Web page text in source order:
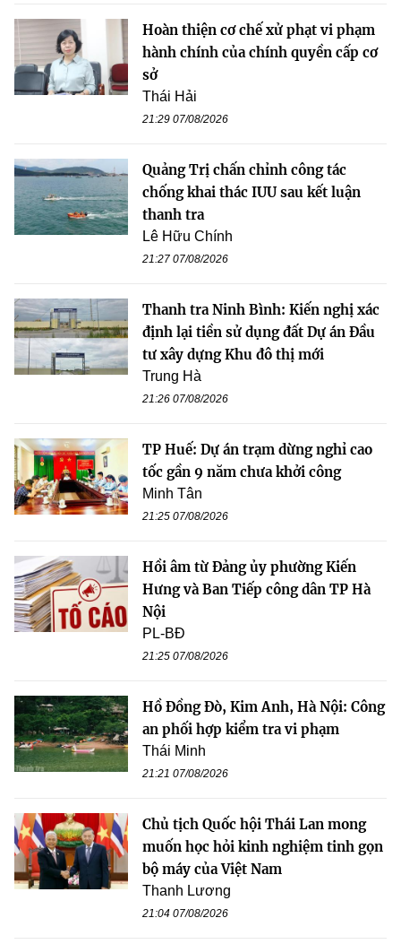
Hoàn thiện cơ chế xử phạt vi phạm
hành chính của chính quyền cấp cơ
sở
Thái Hải
21:29 07/08/2026
Quảng Trị chấn chỉnh công tác
chống khai thác IUU sau kết luận
thanh tra
Lê Hữu Chính
21:27 07/08/2026
Thanh tra Ninh Bình: Kiến nghị xác
định lại tiền sử dụng đất Dự án Đầu
tư xây dựng Khu đô thị mới
Trung Hà
21:26 07/08/2026
TP Huế: Dự án trạm dừng nghỉ cao
tốc gần 9 năm chưa khởi công
Minh Tân
21:25 07/08/2026
Hồi âm từ Đảng ủy phường Kiến
Hưng và Ban Tiếp công dân TP Hà
Nội
PL-BĐ
21:25 07/08/2026
Hồ Đồng Đò, Kim Anh, Hà Nội: Công
an phối hợp kiểm tra vi phạm
Thái Minh
21:21 07/08/2026
Chủ tịch Quốc hội Thái Lan mong
muốn học hỏi kinh nghiệm tinh gọn
bộ máy của Việt Nam
Thanh Lương
21:04 07/08/2026